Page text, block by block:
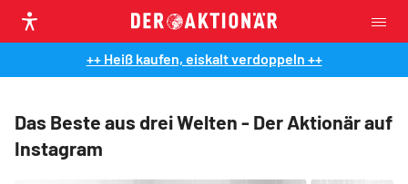
++ Heiß kaufen, eiskalt verdoppeln ++
Das Beste aus drei Welten - Der Aktionär auf
Instagram